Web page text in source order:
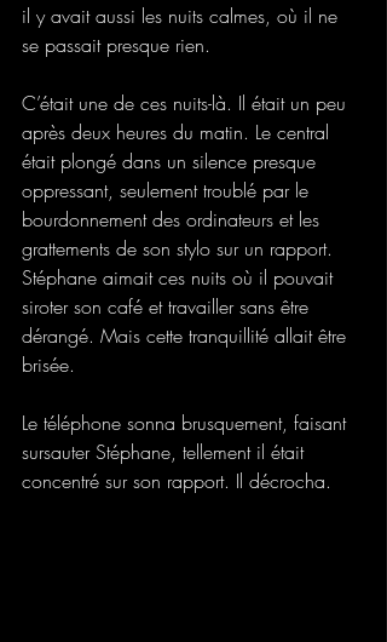
il y avait aussi les nuits calmes, où il ne
se passait presque rien.
C’était une de ces nuits-là. Il était un peu
après deux heures du matin. Le central
était plongé dans un silence presque
oppressant, seulement troublé par le
bourdonnement des ordinateurs et les
grattements de son stylo sur un rapport.
Stéphane aimait ces nuits où il pouvait
siroter son café et travailler sans être
dérangé. Mais cette tranquillité allait être
brisée.
Le téléphone sonna brusquement, faisant
sursauter Stéphane, tellement il était
concentré sur son rapport. Il décrocha.